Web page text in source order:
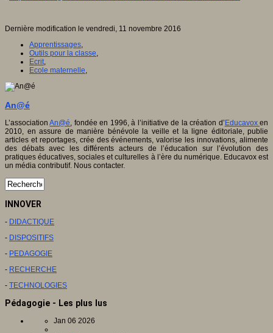
Dernière modification le vendredi, 11 novembre 2016
Apprentissages,
Outils pour la classe,
Ecrit,
Ecole maternelle,
An@é
L’associationAn@é, fondée en 1996, à l’initiative de la création d’ Educavoxen
2010, en assure de manière bénévole la veille et la ligne éditoriale, publie
articles et reportages, crée des événements, valorise les innovations, alimente
des débats avec les différents acteurs de l’éducation sur l’évolution des
pratiques éducatives, sociales et culturelles à l’ère du numérique. Educavox est
un média contributif. Nous contacter.
INNOVER
- DIDACTIQUE
- DISPOSITIFS
- PEDAGOGIE
- RECHERCHE
- TECHNOLOGIES
Pédagogie - Les plus lus
Jan 06 2026